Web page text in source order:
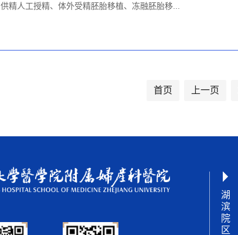
供精人工授精、体外受精胚胎移植、冻融胚胎移...
首页 上一页
湖
滨
院
区